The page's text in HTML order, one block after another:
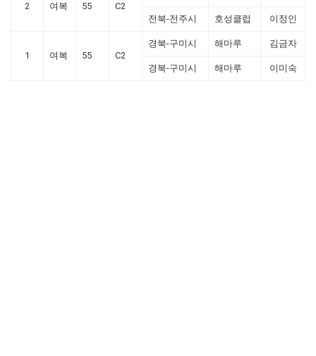
2 여복 55 C2
전북-전주시 호성클럽 이정인
1 여복 55 C2
경북-구미시 해마루 김금자
경북-구미시 해마루 이미숙